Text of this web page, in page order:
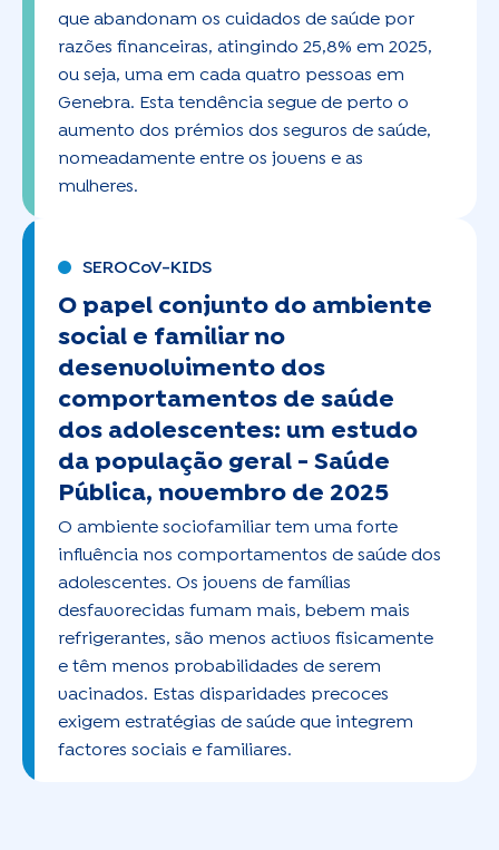
que abandonam os cuidados de saúde por
razões financeiras, atingindo 25,8% em 2025,
ou seja, uma em cada quatro pessoas em
Genebra. Esta tendência segue de perto o
aumento dos prémios dos seguros de saúde,
nomeadamente entre os jovens e as
mulheres.
SEROCoV-KIDS
O papel conjunto do ambiente
social e familiar no
desenvolvimento dos
comportamentos de saúde
dos adolescentes: um estudo
da população geral - Saúde
Pública, novembro de 2025
O ambiente sociofamiliar tem uma forte
influência nos comportamentos de saúde dos
adolescentes. Os jovens de famílias
desfavorecidas fumam mais, bebem mais
refrigerantes, são menos activos fisicamente
e têm menos probabilidades de serem
vacinados. Estas disparidades precoces
exigem estratégias de saúde que integrem
factores sociais e familiares.